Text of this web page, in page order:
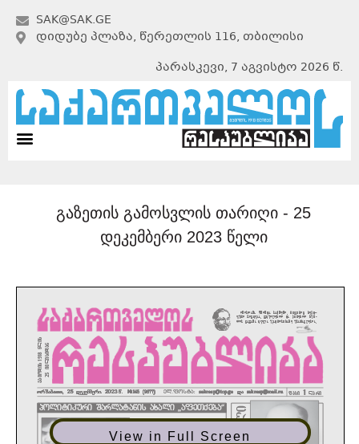
SAK@SAK.GE
ᲓᲘᲓᲣᲑᲔ ᲞᲚᲐᲖᲐ, ᲬᲔᲠᲔᲗᲚᲘᲡ 116, ᲗᲑᲘᲚᲘᲡᲘ
პარასკევი, 7 აგვისტო 2026 წ.
გაზეთის გამოსვლის თარიღი - 25
დეკემბერი 2023 წელი
View in Full Screen